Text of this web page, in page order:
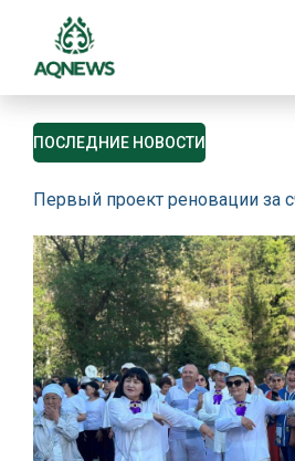
ПОСЛЕДНИЕ НОВОСТИ
Первый проект реновации за